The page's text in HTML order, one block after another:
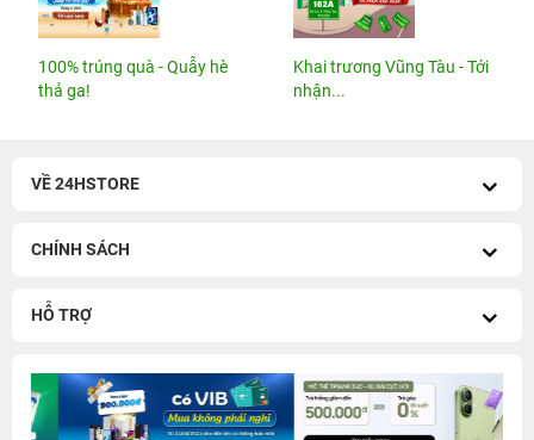
100% trúng quà - Quẫy hè
thả ga!
Khai trương Vũng Tàu - Tới
nhận...
VỀ 24HSTORE
CHÍNH SÁCH
HỖ TRỢ